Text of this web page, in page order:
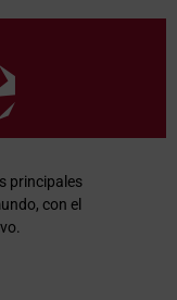
principales
con el